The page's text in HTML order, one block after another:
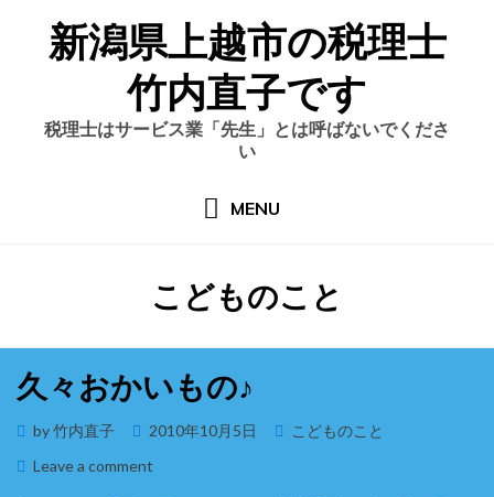
content
新潟県上越市の税理士
竹内直子です
税理士はサービス業「先生」とは呼ばないでくださ
い
MENU
カテゴリー
:こどものこと
久々おかいもの♪
by竹内直子
Posted
2010年10月5日
こどものこと
Leave a comment